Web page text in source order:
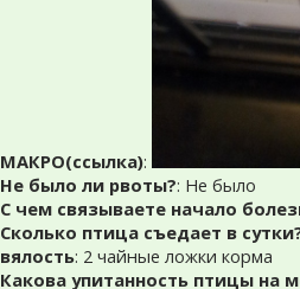
МАКРО(ссылка):
Не было ли рвоты?: Не было
С чем связываете начало
Сколько птица съедает в
вялость: 2 чайные ложки корма
Какова упитанность птицы на